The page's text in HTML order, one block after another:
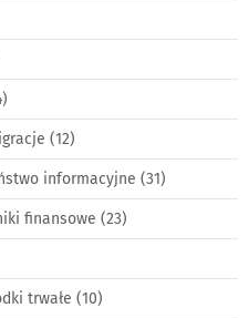
(12)
informacyjne (31)
finansowe (23)
trwałe (10)